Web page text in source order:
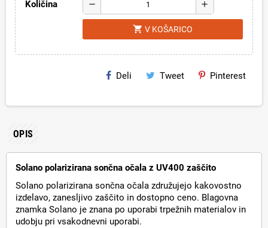
Količina remove add
shopping_cart V KOŠARICO
Deli Tweet Pinterest
OPIS
Solano polarizirana sončna očala z UV400 zaščito
Solano polarizirana sončna očala združujejo kakovostno
izdelavo, zanesljivo zaščito in dostopno ceno. Blagovna
znamka Solano je znana po uporabi trpežnih materialov in
udobju pri vsakodnevni uporabi.